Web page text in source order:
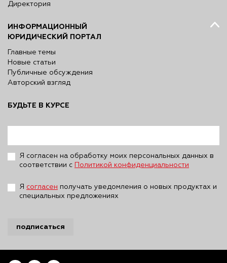
Директория
ИНФОРМАЦИОННЫЙ
ЮРИДИЧЕСКИЙ ПОРТАЛ
Главные темы
Новые статьи
Публичные обсуждения
Авторский взгляд
БУДЬТЕ В КУРСЕ
Я согласен на обработку моих персональных данных в
соответствии с
Политикой конфиденциальности
Я согласен получать уведомления о новых продуктах и
специальных предложениях
подписаться